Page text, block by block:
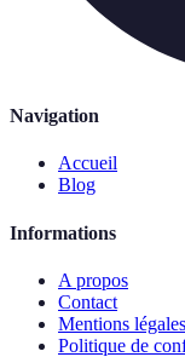
Navigation
Accueil
Blog
Informations
A propos
Contact
Mentions légales
Politique de